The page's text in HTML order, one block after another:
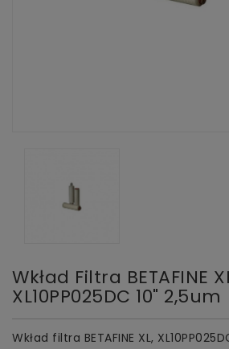
Wkład Filtra BETAFINE
XL10PP025DC 10" 2,5um
Wkład filtra BETAFINE XL,